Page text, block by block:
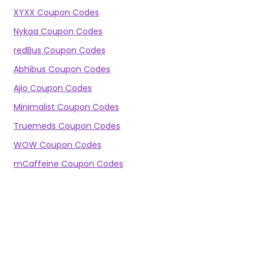
XYXX Coupon Codes
Nykaa Coupon Codes
redBus Coupon Codes
Abhibus Coupon Codes
Ajio Coupon Codes
Minimalist Coupon Codes
Truemeds Coupon Codes
WOW Coupon Codes
mCaffeine Coupon Codes